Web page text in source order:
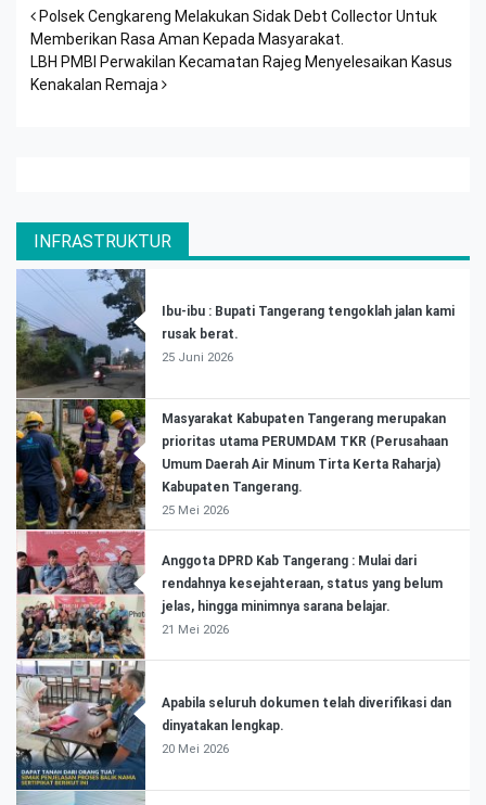
Post navigation
Polsek Cengkareng Melakukan Sidak Debt Collector Untuk
Memberikan Rasa Aman Kepada Masyarakat.
LBH PMBI Perwakilan Kecamatan Rajeg Menyelesaikan Kasus
Kenakalan Remaja
INFRASTRUKTUR
Ibu-ibu : Bupati Tangerang tengoklah jalan kami
rusak berat.
25 Juni 2026
Masyarakat Kabupaten Tangerang merupakan
prioritas utama PERUMDAM TKR (Perusahaan
Umum Daerah Air Minum Tirta Kerta Raharja)
Kabupaten Tangerang.
25 Mei 2026
Anggota DPRD Kab Tangerang : Mulai dari
rendahnya kesejahteraan, status yang belum
jelas, hingga minimnya sarana belajar.
21 Mei 2026
Apabila seluruh dokumen telah diverifikasi dan
dinyatakan lengkap.
20 Mei 2026